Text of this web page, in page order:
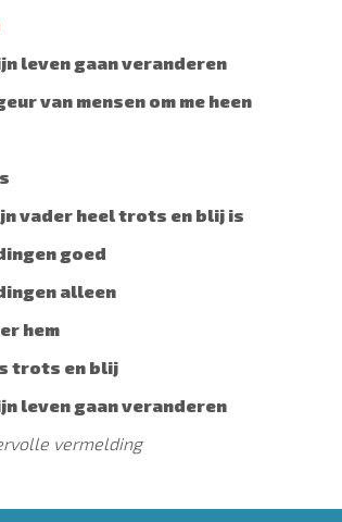
leven gaan veranderen
van mensen om me heen
vader heel trots en blij is
goed
alleen
hem
trots en blij
leven gaan veranderen
vermelding